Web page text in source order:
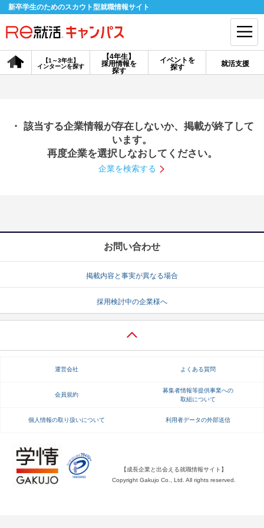
新卒学生のためのスカウト型就職情報サイト
【4年生】
採用情報を
探す
【1～3年生】
インターンを探す
イベントを
探す
就活支援
会員登録 ログイン
探す
【4年生】
説明会を探す
就活ノウハウ・サポート
就活ノウハウが満載！ お役立ち記事・相談室など
就活ニュースペーパー よくある質問
不明点があればこちら
・ 該当する企業情報が存在しないか、掲載が終了して
います。
再度企業を選択しなおしてください。
企業を検索する
お問い合わせ
掲載内容と事実が異なる場合
採用検討中の企業様へ
運営会社 よくある質問
会員規約
募集者情報等提供事業への
取組について
個人情報の取り扱いについて 利用者データの外部送信
【成長企業と出会える就職情報サイト】
Copyright Gakujo Co., Ltd. All rights reserved.